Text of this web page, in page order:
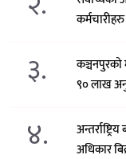
३.
कञ्चनपुरको
९० लाख
४.
अधिकार